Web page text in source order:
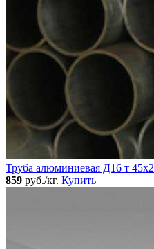
Труба алюминиевая Д16 т 45х2
859 руб./кг. Купить